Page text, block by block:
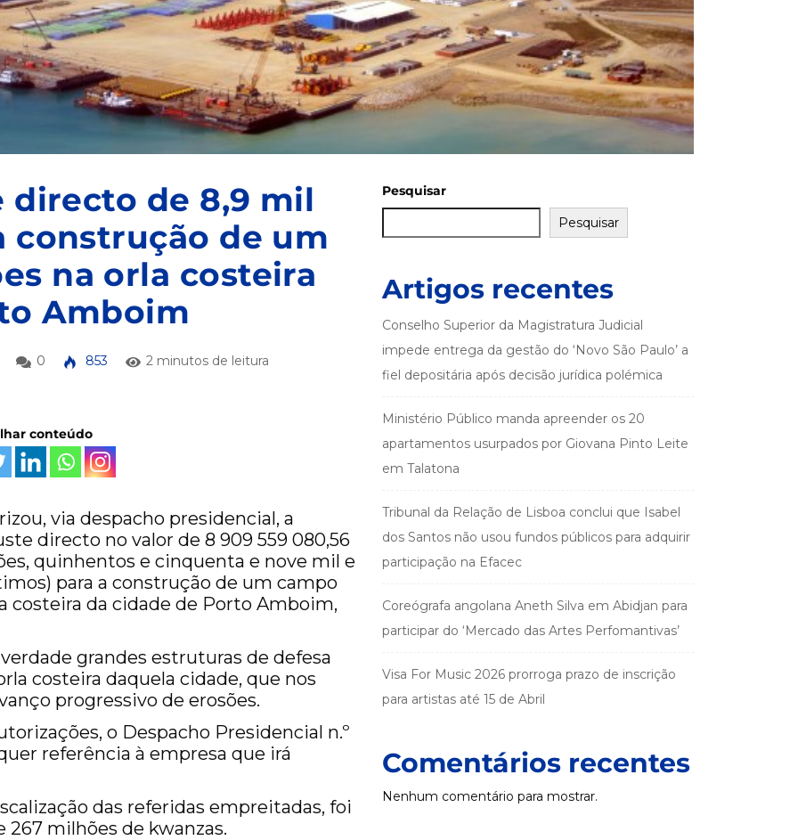
directo de 8,9 mil
construção de um
na orla costeira
Amboim
0 853 2 minutos de leitura
conteúdo
via despacho presidencial, a
directo no valor de 8 909 559 080,56
quinhentos e cinquenta e nove mil e
para a construção de um campo
costeira da cidade de Porto Amboim,
grandes estruturas de defesa
costeira daquela cidade, que nos
progressivo de erosões.
o Despacho Presidencial n.º
referência à empresa que irá
das referidas empreitadas, foi
267 milhões de kwanzas.
Pesquisar
Pesquisar
Artigos recentes
Conselho Superior da Magistratura Judicial
impede entrega da gestão do ‘Novo São Paulo’ a
fiel depositária após decisão jurídica polémica
Ministério Público manda apreender os 20
apartamentos usurpados por Giovana Pinto Leite
em Talatona
Tribunal da Relação de Lisboa conclui que Isabel
dos Santos não usou fundos públicos para adquirir
participação na Efacec
Coreógrafa angolana Aneth Silva em Abidjan para
participar do ‘Mercado das Artes Perfomantivas’
Visa For Music 2026 prorroga prazo de inscrição
para artistas até 15 de Abril
Comentários recentes
Nenhum comentário para mostrar.